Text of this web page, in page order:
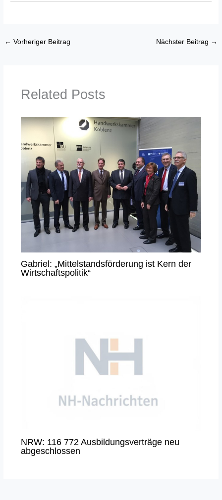
← Vorheriger Beitrag Nächster Beitrag →
Related Posts
Gabriel: „Mittelstandsförderung ist Kern der
Wirtschaftspolitik“
NRW: 116 772 Ausbildungsverträge neu
abgeschlossen